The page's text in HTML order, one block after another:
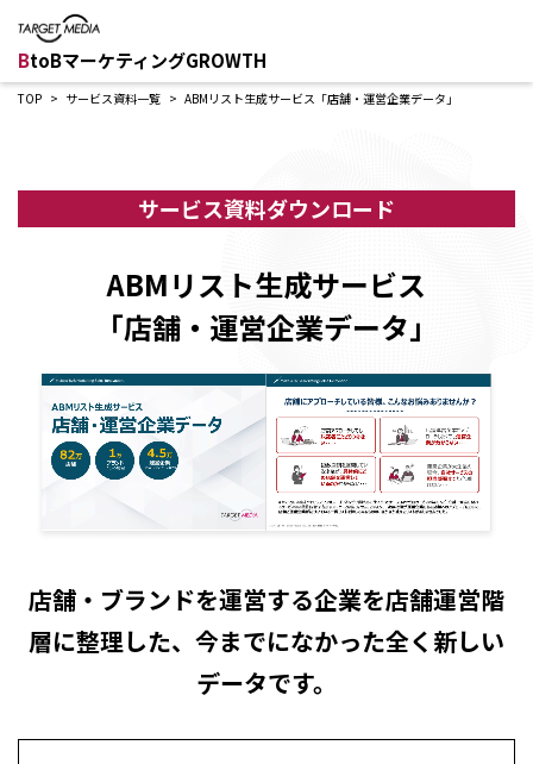
BtoBマーケティングGROWTH
TOP サービス資料一覧 ABMリスト生成サービス「店舗・運営企業データ」
サービス資料ダウンロード
ABMリスト生成サービス
「店舗・運営企業データ」
店舗・ブランドを運営する企業を店舗運営階
層に整理した、今までになかった全く新しい
データです。